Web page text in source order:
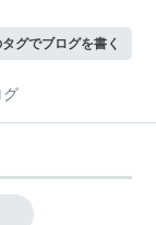
グでブログを書く
グ